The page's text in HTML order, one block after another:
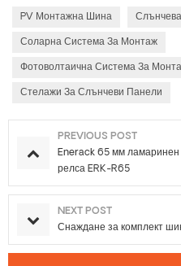
PV Монтажна Шина
Соларна Система За Монтаж
Фотоволтаична Система За
Стелажи За Слънчеви Панели
PREVIOUS POST
Enerack 65 мм ламаринен
релса ERK-R65
NEXT POST
Снаждане за комплект